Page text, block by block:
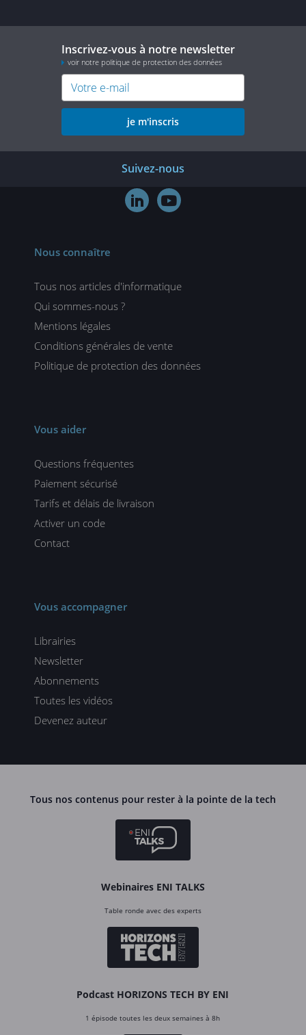
Inscrivez-vous à notre newsletter
voir notre politique de protection des données
je m'inscris
Suivez-nous
 
Nous connaître
Tous nos articles d'informatique
Qui sommes-nous ?
Mentions légales
Conditions générales de vente
Politique de protection des données
Vous aider
Questions fréquentes
Paiement sécurisé
Tarifs et délais de livraison
Activer un code
Contact
Vous accompagner
Librairies
Newsletter
Abonnements
Toutes les vidéos
Devenez auteur
Tous nos contenus pour rester à la pointe de la tech
Webinaires ENI TALKS
Table ronde avec des experts
Podcast HORIZONS TECH BY ENI
1 épisode toutes les deux semaines à 8h